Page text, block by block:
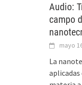
Audio:
campo
mayo
La